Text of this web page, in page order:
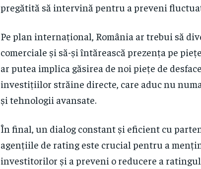
pregătită să intervină pentru a preveni
Pe plan internațional, România ar trebui să
comerciale și să-și întărească prezența pe
ar putea implica găsirea de noi piețe de
investițiilor străine directe, care aduc nu
și tehnologii avansate.
În final, un dialog constant și eficient cu
agențiile de rating este crucial pentru a
investitorilor și a preveni o reducere a